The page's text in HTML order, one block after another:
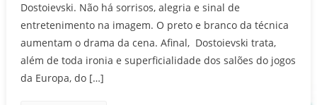
Dostoievski. Não há sorrisos, alegria e sinal de
entretenimento na imagem. O preto e branco da técnica
aumentam o drama da cena. Afinal, Dostoievski trata,
além de toda ironia e superficialidade dos salões do jogos
da Europa, do […]